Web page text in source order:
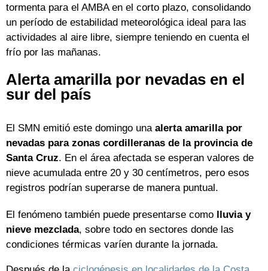
tormenta para el AMBA en el corto plazo, consolidando
un período de estabilidad meteorológica ideal para las
actividades al aire libre, siempre teniendo en cuenta el
frío por las mañanas.
Alerta amarilla por nevadas en el
sur del país
El SMN emitió este domingo una alerta amarilla por
nevadas para zonas cordilleranas de la provincia de
Santa Cruz. En el área afectada se esperan valores de
nieve acumulada entre 20 y 30 centímetros, pero esos
registros podrían superarse de manera puntual.
El fenómeno también puede presentarse como
lluvia y
nieve mezclada, sobre todo en sectores donde las
condiciones térmicas varíen durante la jornada.